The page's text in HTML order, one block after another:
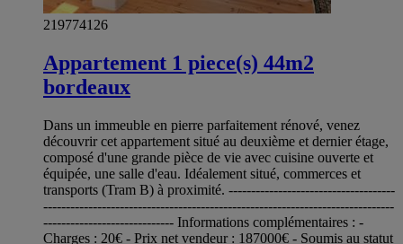
219774126
Appartement 1 piece(s) 44m2
bordeaux
Dans un immeuble en pierre parfaitement rénové, venez
découvrir cet appartement situé au deuxième et dernier étage,
composé d'une grande pièce de vie avec cuisine ouverte et
équipée, une salle d'eau. Idéalement situé, commerces et
transports (Tram B) à proximité. -------------------------------------
------------------------------------------------------------------------------
----------------------------- Informations complémentaires : -
Charges : 20€ - Prix net vendeur : 187000€ - Soumis au statut